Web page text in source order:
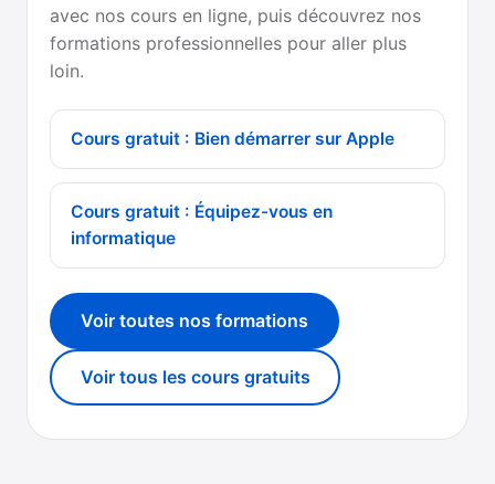
avec nos cours en ligne, puis découvrez nos
formations professionnelles pour aller plus
loin.
Cours gratuit : Bien démarrer sur Apple
Cours gratuit : Équipez-vous en
informatique
Voir toutes nos formations
Voir tous les cours gratuits